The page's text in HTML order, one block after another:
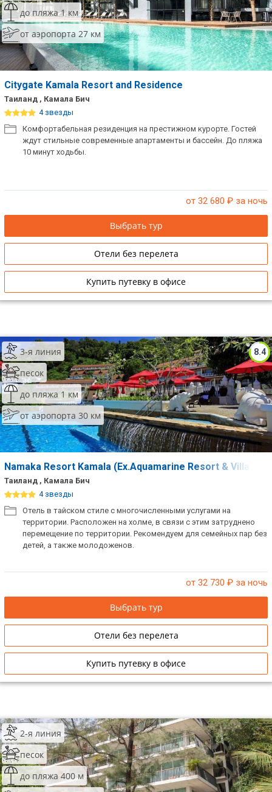
до пляжа 1 км
от аэропорта 27 км
Citygate Kamala Resort and Residence
Таиланд , Камала Бич
4 звезды
Комфортабельная резиденция на престижном курорте. Гостей
ждут стильные современные апартаменты и бассейн. До пляжа
10 минут ходьбы.
от 32 680 ₽ за ночь
Выбрать тур
Отели без перелета
Купить путевку в офисе
8.4
3-я линия
песок
до пляжа 1 км
от аэропорта 30 км
Namaka Resort Kamala (Ex.Aquamarine Resort & Villa)
Таиланд , Камала Бич
4 звезды
Отель в тайском стиле с многочисленными услугами на
территории. Расположен на холме, в связи с этим затруднено
перемещение по территории. Рекомендуем для семейных пар без
детей, а также молодоженов.
от 32 730 ₽ за ночь
Выбрать тур
Отели без перелета
Купить путевку в офисе
2-я линия
песок
до пляжа 400 м